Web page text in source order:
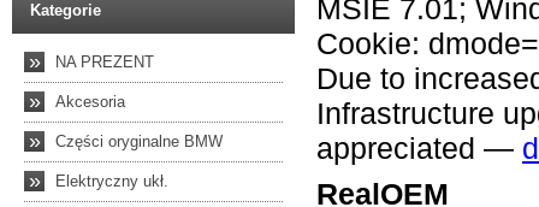
Kategorie
» NA PREZENT
» Akcesoria
» Części oryginalne BMW
» Elektryczny ukł.